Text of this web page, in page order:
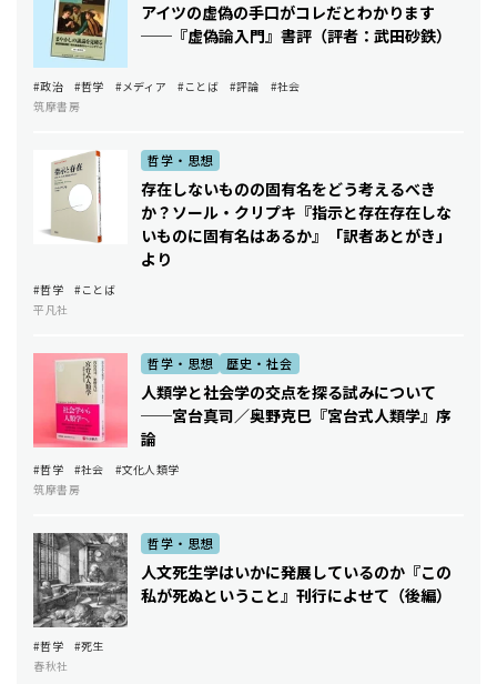
アイツの虚偽の手口がコレだとわかります
──『虚偽論入門』書評（評者：武田砂鉄）
#政治 #哲学 #メディア #ことば #評論
#社会
筑摩書房
哲学・思想
存在しないものの固有名をどう考えるべき
か？――ソール・クリプキ『指示と存在――存在しな
いものに固有名はあるか』「訳者あとがき」
より
#哲学
#ことば
平凡社
哲学・思想 歴史・社会
人類学と社会学の交点を探る試みについて
──宮台真司／奥野克巳『宮台式人類学』序
論
#哲学 #社会
#文化人類学
筑摩書房
哲学・思想
人文死生学はいかに発展しているのか――『この
私が死ぬということ』刊行によせて（後編）
#哲学
#死生
春秋社